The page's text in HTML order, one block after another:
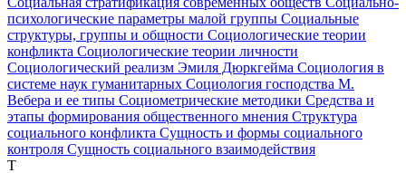
психологические параметры малой группы Социальные
структуры, группы и общности Социологические теории
конфликта Социологические теории личности
Социологический реализм Эмиля Дюркгейма Социология в
системе наук гуманитарных Социология господства М.
Вебера и ее типы Социометрические методики Средства и
этапы формирования общественного мнения Структура
социального конфликта Сущность и формы социального
контроля Сущность социального взаимодействия
Т